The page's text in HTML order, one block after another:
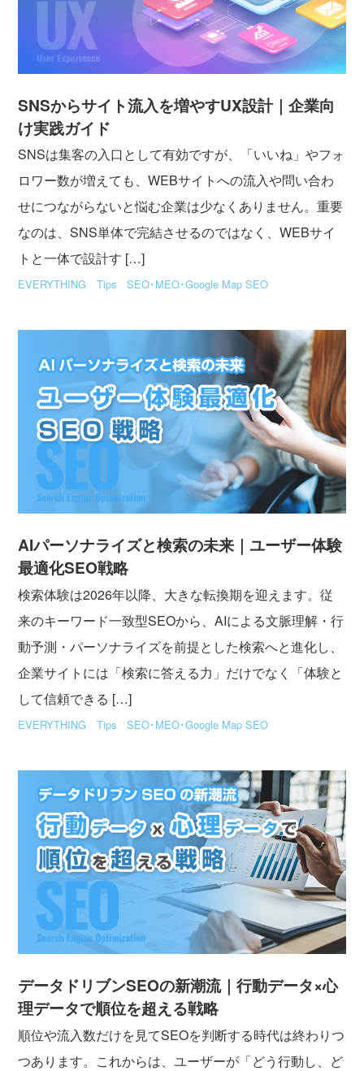
SNSからサイト流入を増やすUX設計｜企業向
け実践ガイド
SNSは集客の入口として有効ですが、「いいね」やフォ
ロワー数が増えても、WEBサイトへの流入や問い合わ
せにつながらないと悩む企業は少なくありません。重要
なのは、SNS単体で完結させるのではなく、WEBサイ
トと一体で設計す […]
EVERYTHING Tips SEO･MEO･Google Map SEO
AIパーソナライズと検索の未来｜ユーザー体験
最適化SEO戦略
検索体験は2026年以降、大きな転換期を迎えます。従
来のキーワード一致型SEOから、AIによる文脈理解・行
動予測・パーソナライズを前提とした検索へと進化し、
企業サイトには「検索に答える力」だけでなく「体験と
して信頼できる […]
EVERYTHING Tips SEO･MEO･Google Map SEO
データドリブンSEOの新潮流｜行動データ×心
理データで順位を超える戦略
順位や流入数だけを見てSEOを判断する時代は終わりつ
つあります。これからは、ユーザーが「どう行動し、ど